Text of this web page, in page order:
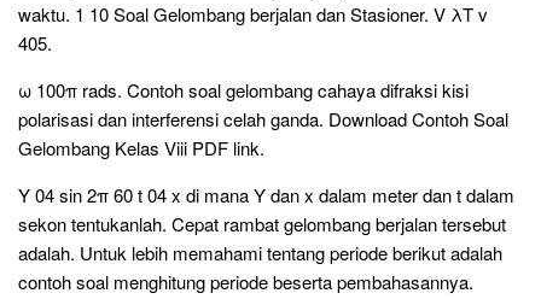
waktu. 1 10 Soal Gelombang berjalan dan Stasioner. V λT v
405.
ω 100π rads. Contoh soal gelombang cahaya difraksi kisi
polarisasi dan interferensi celah ganda. Download Contoh Soal
Gelombang Kelas Viii PDF link.
Y 04 sin 2π 60 t 04 x di mana Y dan x dalam meter dan t dalam
sekon tentukanlah. Cepat rambat gelombang berjalan tersebut
adalah. Untuk lebih memahami tentang periode berikut adalah
contoh soal menghitung periode beserta pembahasannya.